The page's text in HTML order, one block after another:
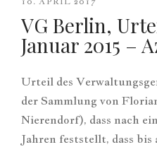
VG Berlin,
Januar 2015 –
Urteil des
der Sammlung von
Nierendorf), dass nach
Jahren feststellt, dass